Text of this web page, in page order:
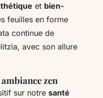
et bien-
feuilles en forme
continue de
avec son allure
zen
sur notre santé